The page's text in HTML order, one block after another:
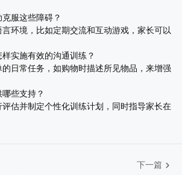
服这些障碍？
环境，比如定期交流和互动游戏，家长可以
实施有效的沟通训练？
日常任务，如购物时描述所见物品，来增强
些支持？
估并制定个性化训练计划，同时指导家长在
下一篇